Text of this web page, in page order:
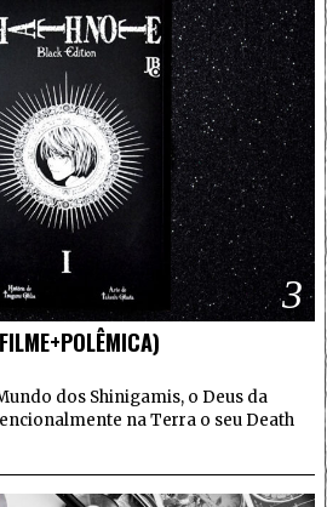
3
dos Shinigamis, o Deus da
na Terra o seu Death